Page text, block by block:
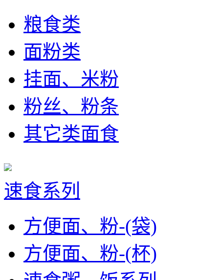
粮食类
面粉类
挂面、米粉
粉丝、粉条
其它类面食
速食系列
方便面、粉-(袋)
方便面、粉-(杯)